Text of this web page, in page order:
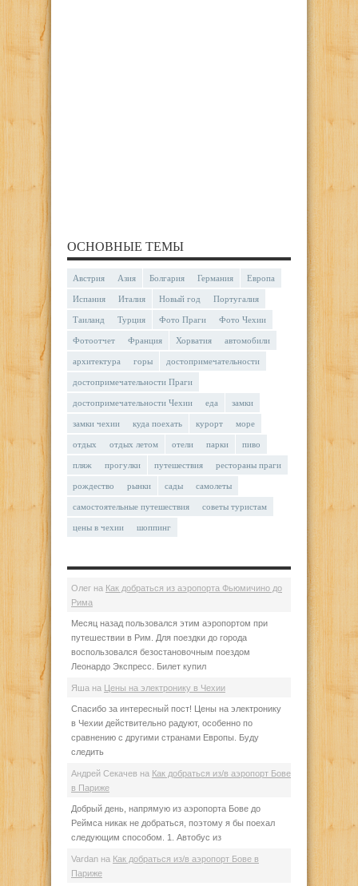
ОСНОВНЫЕ ТЕМЫ
Австрия Азия Болгария Германия Европа
Испания Италия Новый год Португалия
Таиланд Турция Фото Праги Фото Чехии
Фотоотчет Франция Хорватия автомобили
архитектура горы достопримечательности
достопримечательности Праги
достопримечательности Чехии еда замки
замки чехии куда поехать курорт море
отдых отдых летом отели парки пиво
пляж прогулки путешествия рестораны праги
рождество рынки сады самолеты
самостоятельные путешествия советы туристам
цены в чехии шоппинг
Олег на Как добраться из аэропорта Фьюмичино до
Рима
Месяц назад пользовался этим аэропортом при
путешествии в Рим. Для поездки до города
воспользовался безостановочным поездом
Леонардо Экспресс. Билет купил
Яша на Цены на электронику в Чехии
Спасибо за интересный пост! Цены на электронику
в Чехии действительно радуют, особенно по
сравнению с другими странами Европы. Буду
следить
Андрей Секачев на Как добраться из/в аэропорт Бове
в Париже
Добрый день, напрямую из аэропорта Бове до
Реймса никак не добраться, поэтому я бы поехал
следующим способом. 1. Автобус из
Vardan на Как добраться из/в аэропорт Бове в
Париже